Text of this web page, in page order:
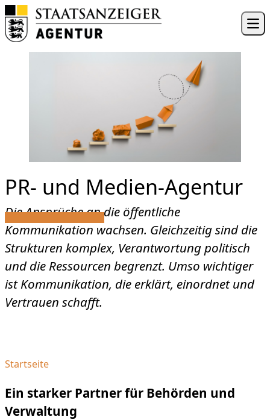
Skip to content
PR- und Medien-Agentur
Die Ansprüche an die öffentliche
Kommunikation wachsen. Gleichzeitig sind die
Strukturen komplex, Verantwortung politisch
und die Ressourcen begrenzt. Umso wichtiger
ist Kommunikation, die erklärt, einordnet und
Vertrauen schafft.
Startseite
Ein starker Partner für Behörden und
Verwaltung